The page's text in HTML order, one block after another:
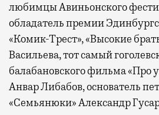
любимцы Авиньонского
обладатель премии
«Комик-Трест», «Высокие
Васильева, тот самый
балабановского фильма «Про
Анвар Либабов, основатель
«Семьянюки» Александр